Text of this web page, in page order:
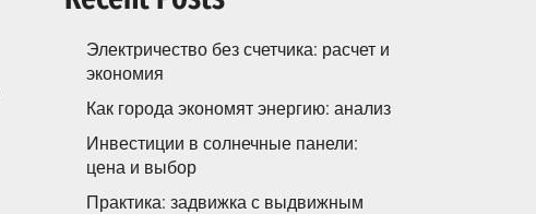
Электричество без счетчика: расчет и
экономия
Как города экономят энергию: анализ
Инвестиции в солнечные панели:
цена и выбор
Практика: задвижка с выдвижным